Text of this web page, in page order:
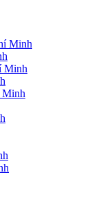
Minh
Minh
Minh